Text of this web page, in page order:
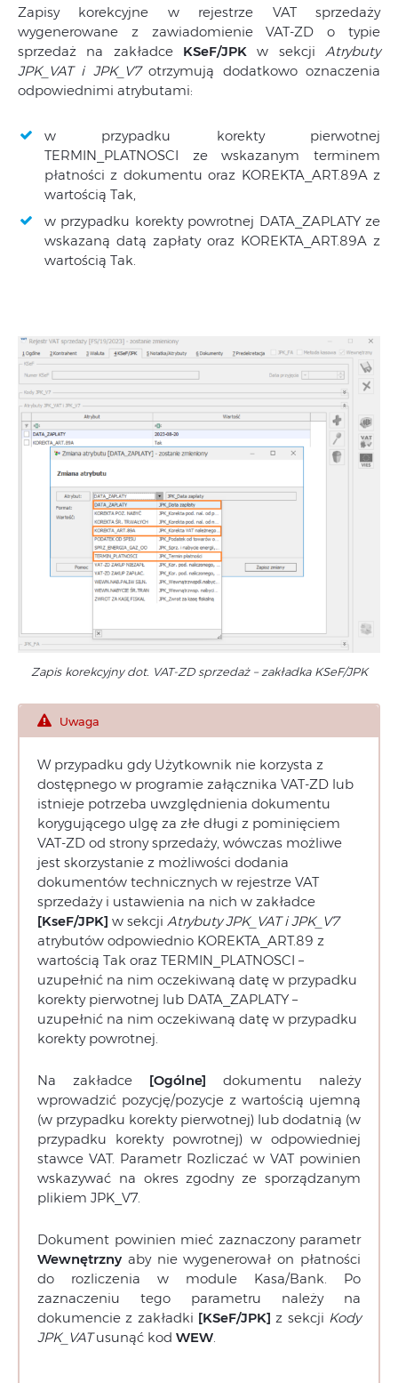
Zapisy korekcyjne w rejestrze VAT sprzedaży
wygenerowane z zawiadomienie VAT-ZD o typie
sprzedaż na zakładce KSeF/JPK w sekcji Atrybuty
JPK_VAT i JPK_V7otrzymują dodatkowo oznaczenia
odpowiednimi atrybutami:
w przypadku korekty pierwotnej
TERMIN_PLATNOSCI ze wskazanym terminem
płatności z dokumentu oraz KOREKTA_ART.89A z
wartością Tak,
w przypadku korekty powrotnej DATA_ZAPLATY ze
wskazaną datą zapłaty oraz KOREKTA_ART.89A z
wartością Tak.
Zapis korekcyjny dot. VAT-ZD sprzedaż – zakładka KSeF/JPK
Uwaga
W przypadku gdy Użytkownik nie korzysta z
dostępnego w programie załącznika VAT-ZD lub
istnieje potrzeba uwzględnienia dokumentu
korygującego ulgę za złe długi z pominięciem
VAT-ZD od strony sprzedaży, wówczas możliwe
jest skorzystanie z możliwości dodania
dokumentów technicznych w rejestrze VAT
sprzedaży i ustawienia na nich w zakładce
[KseF/JPK] w sekcji Atrybuty JPK_VAT i JPK_V7
atrybutów odpowiednio KOREKTA_ART.89 z
wartością Tak oraz TERMIN_PLATNOSCI –
uzupełnić na nim oczekiwaną datę w przypadku
korekty pierwotnej lub DATA_ZAPLATY –
uzupełnić na nim oczekiwaną datę w przypadku
korekty powrotnej.
Na zakładce [Ogólne] dokumentu należy
wprowadzić pozycję/pozycje z wartością ujemną
(w przypadku korekty pierwotnej) lub dodatnią (w
przypadku korekty powrotnej) w odpowiedniej
stawce VAT. Parametr Rozliczać w VAT powinien
wskazywać na okres zgodny ze sporządzanym
plikiem JPK_V7.
Dokument powinien mieć zaznaczony parametr
Wewnętrzny aby nie wygenerował on płatności
do rozliczenia w module Kasa/Bank. Po
zaznaczeniu tego parametru należy na
dokumencie z zakładki [KSeF/JPK] z sekcji Kody
JPK_VATusunąć kod WEW.